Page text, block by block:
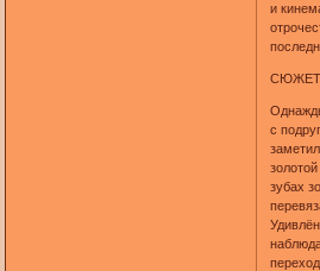
и
СЮЖЕТ
с
зубах